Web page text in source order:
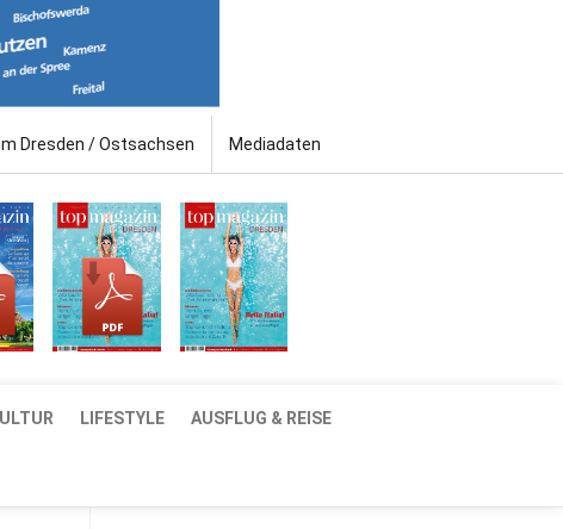
Dresden / Ostsachsen Mediadaten
LIFESTYLE AUSFLUG & REISE